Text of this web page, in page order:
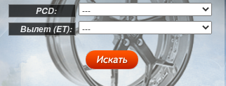
PCD:
Вылет (ET):